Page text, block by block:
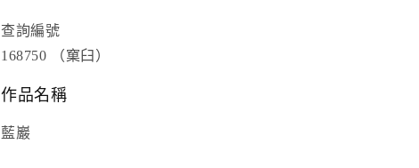
查詢編號
168750 （窠臼）
作品名稱
藍巖